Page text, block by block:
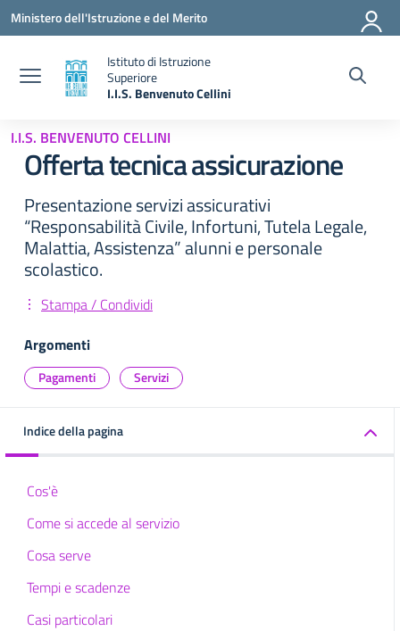
Vai ai contenuti
Vai al menu di navigazione
Vai al footer
Ministero dell'Istruzione e del Merito
Istituto di Istruzione
Superiore
I.I.S. Benvenuto Cellini
I.I.S. BENVENUTO CELLINI
Offerta tecnica assicurazione
Presentazione servizi assicurativi
“Responsabilità Civile, Infortuni, Tutela Legale,
Malattia, Assistenza” alunni e personale
scolastico.
Stampa / Condividi
Argomenti
Pagamenti Servizi
Indice della pagina
Cos'è
Come si accede al servizio
Cosa serve
Tempi e scadenze
Casi particolari